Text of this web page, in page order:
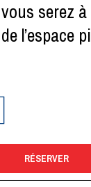
serez
l’espace
RÉSERVER